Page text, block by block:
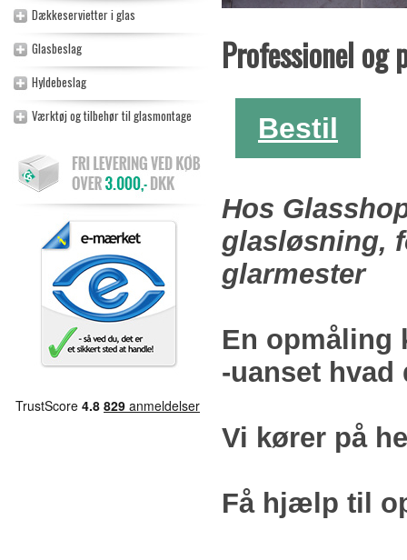
Dækkeservietter i glas
Glasbeslag
Hyldebeslag
Værktøj og tilbehør til glasmontage
Professionel
Bestil
Hos
glasløsning,
glarmester
En opmåling
-uanset hvad
Vi kører på
Få hjælp til